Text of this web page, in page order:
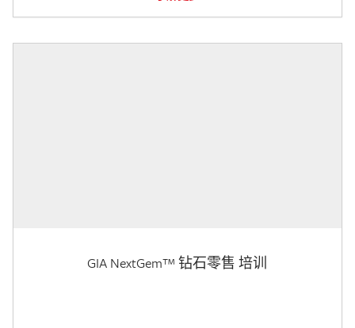
GIA NextGem™ 钻石零售 培训